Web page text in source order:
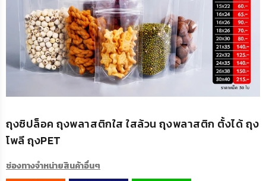
ถุงซิปล็อค ถุงพลาสติกใส ใสล้วน ถุงพลาสติก ตั้งได้ ถุง
โพลี ถุงPET
ช่องทางจำหน่ายสินค้าอื่นๆ